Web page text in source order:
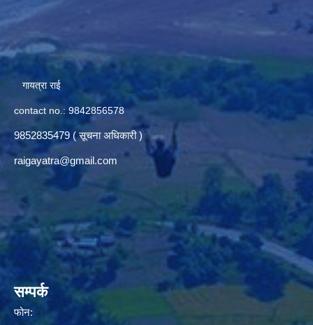
गायत्रा राई
contact no.: 9842856578
9852835479 ( सूचना अधिकारी )
raigayatra@gmail.com
सम्पर्क
फोन: